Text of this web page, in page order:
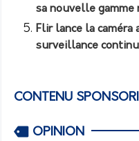
sa nouvelle gamme
Flir lance la caméra
surveillance
CONTENU
OPINION